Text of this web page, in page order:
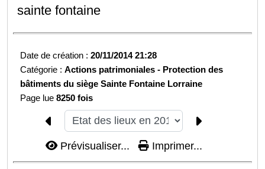
sainte fontaine
Date de création :20/11/2014 21:28
Catégorie :Actions patrimoniales - Protection des
bâtiments du siège Sainte Fontaine Lorraine
Page lue8250 fois
Prévisualiser... Imprimer...